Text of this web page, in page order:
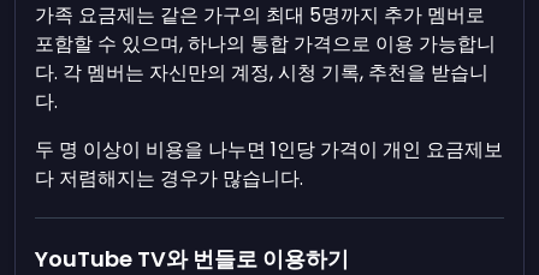
가족 요금제는 같은 가구의 최대 5명까지 추가 멤버로
포함할 수 있으며, 하나의 통합 가격으로 이용 가능합니
다. 각 멤버는 자신만의 계정, 시청 기록, 추천을 받습니
다.
두 명 이상이 비용을 나누면 1인당 가격이 개인 요금제보
다 저렴해지는 경우가 많습니다.
YouTube TV와 번들로 이용하기